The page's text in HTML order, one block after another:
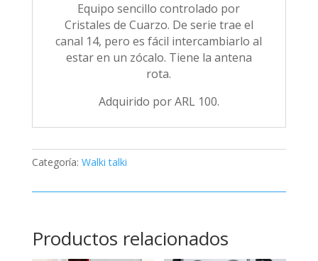
Equipo sencillo controlado por
Cristales de Cuarzo. De serie trae el
canal 14, pero es fácil intercambiarlo al
estar en un zócalo. Tiene la antena
rota.
Adquirido por ARL 100.
Categoría: Walki talki
Productos relacionados